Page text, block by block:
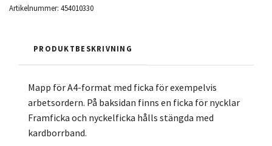
Artikelnummer: 454010330
PRODUKTBESKRIVNING
Mapp för A4-format med ficka för exempelvis
arbetsordern. På baksidan finns en ficka för nycklar
Framficka och nyckelficka hålls stängda med
kardborrband.